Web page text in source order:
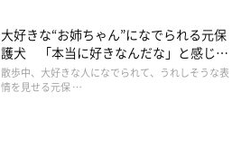
大好きな“お姉ちゃん”になでられる元保
護犬 「本当に好きなんだな」と感じる
表情にほっこり
散歩中、大好きな人になでられて、うれしそうな表
情を見せる元保 …